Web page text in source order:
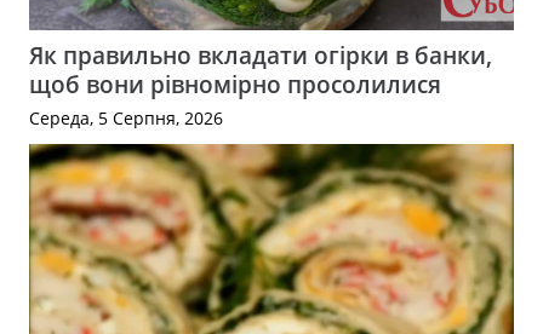
Як правильно вкладати огірки в банки,
щоб вони рівномірно просолилися
Середа, 5 Серпня, 2026